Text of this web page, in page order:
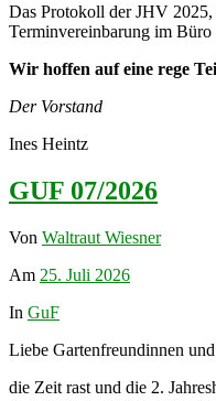
Das Protokoll der JHV 2025,
Terminvereinbarung im Büro
Wir hoffen auf eine rege
Der Vorstand
Ines Heintz
GUF 07/2026
Von Waltraut Wiesner
Am 25. Juli 2026
In GuF
Liebe Gartenfreundinnen
die Zeit rast und die 2.